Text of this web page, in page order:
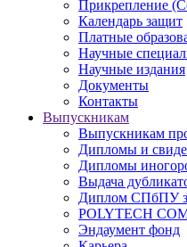
Прикрепление
Календарь защит
Платные
Научные
Научные издания
Документы
Контакты
Выпускникам
Выпускникам
Дипломы и
Дипломы
Выдача
Диплом СПбПУ
POLYTECH
Эндаумент фонд